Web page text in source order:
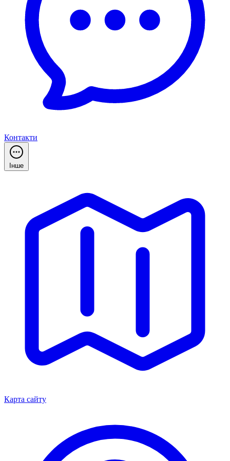
Контакти
Інше
Карта сайту